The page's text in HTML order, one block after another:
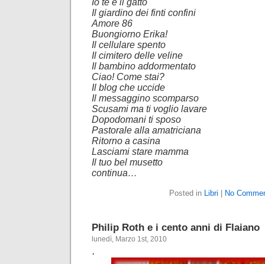
Io te e il gatto
Il giardino dei finti confini
Amore 86
Buongiorno Erika!
Il cellulare spento
Il cimitero delle veline
Il bambino addormentato
Ciao! Come stai?
Il blog che uccide
Il messaggino scomparso
Scusami ma ti voglio lavare
Dopodomani ti sposo
Pastorale alla amatriciana
Ritorno a casina
Lasciami stare mamma
Il tuo bel musetto
continua…
Posted in Libri No
Philip Roth e i cento anni di Flaiano
lunedì, Marzo 1st, 2010
.